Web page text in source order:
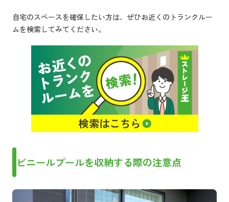
自宅のスペースを確保したい方は、ぜひお近くのトランクルー
ムを検索してみてください。
ビニールプールを収納する際の注意点